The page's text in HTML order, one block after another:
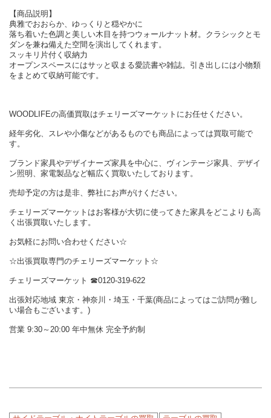
【商品説明】
典雅でおおらか、ゆっくりと穏やかに
落ち着いた色調と美しい木目を持つウォールナット材。クラシックとモ
ダンを兼ね備えた空間を演出してくれます。
スッキリ片付く収納力
オープンスペースにはサッと収まる愛読書や雑誌。引き出しには小物類
をまとめて収納可能です。
WOODLIFEの高価買取はチェリーズマーケットにお任せください。
経年劣化、スレや小傷などがあるものでも商品によっては買取可能で
す。
ブランド家具やデザイナーズ家具を中心に、ヴィンテージ家具、デザイ
ン照明、家電製品など幅広く買取いたしております。
売却予定の方は是非、弊社にお声がけください。
チェリーズマーケットはお客様が大切に使ってきた家具をどこよりも高
く出張買取いたします。
お気軽にお問い合わせください☆
☆出張買取専門のチェリーズマーケット☆
チェリーズマーケット ☎︎0120-319-622
出張対応地域 東京・神奈川・埼玉・千葉(商品によってはご訪問が難し
い場合もございます。)
営業 9:30～20:00 年中無休 完全予約制